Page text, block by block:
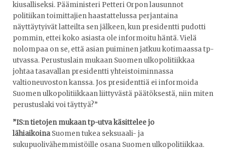
kiusalliseksi. Pääministeri Petteri Orpon lausunnot
politiikan toimittajien haastattelussa perjantaina
näyttäytyivät latteilta sen jälkeen, kun presidentti pudotti
pommin, ettei koko asiasta ole informoitu häntä. Vielä
nolompaa on se, että asian puiminen jatkuu kotimaassa tp-
utvassa. Perustuslain mukaan Suomen ulkopolitiikkaa
johtaa tasavallan presidentti yhteistoiminnassa
valtioneuvoston kanssa. Jos presidenttiä ei informoida
Suomen ulkopolitiikkaan liittyvästä päätöksestä, niin miten
perustuslaki voi täyttyä?”
”IS:n tietojen mukaan tp-utva käsittelee jo
lähiaikoinaSuomen tukea seksuaali- ja
sukupuolivähemmistöille osana Suomen ulkopolitiikkaa.